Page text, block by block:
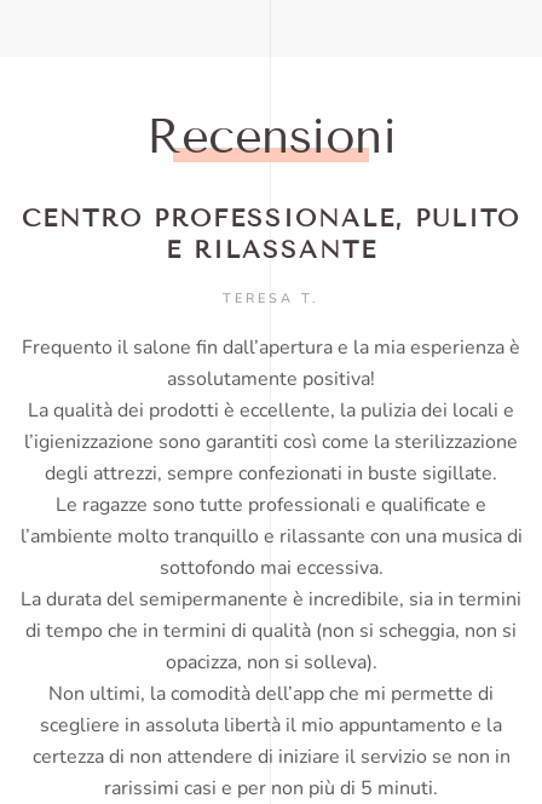
Recensioni
CENTRO PROFESSIONALE, PULITO
E RILASSANTE
TERESA T.
Frequento il salone fin dall’apertura e la mia esperienza è
assolutamente positiva!
La qualità dei prodotti è eccellente, la pulizia dei locali e
l’igienizzazione sono garantiti così come la sterilizzazione
degli attrezzi, sempre confezionati in buste sigillate.
Le ragazze sono tutte professionali e qualificate e
l’ambiente molto tranquillo e rilassante con una musica di
sottofondo mai eccessiva.
La durata del semipermanente è incredibile, sia in termini
di tempo che in termini di qualità (non si scheggia, non si
opacizza, non si solleva).
Non ultimi, la comodità dell’app che mi permette di
scegliere in assoluta libertà il mio appuntamento e la
certezza di non attendere di iniziare il servizio se non in
rarissimi casi e per non più di 5 minuti.